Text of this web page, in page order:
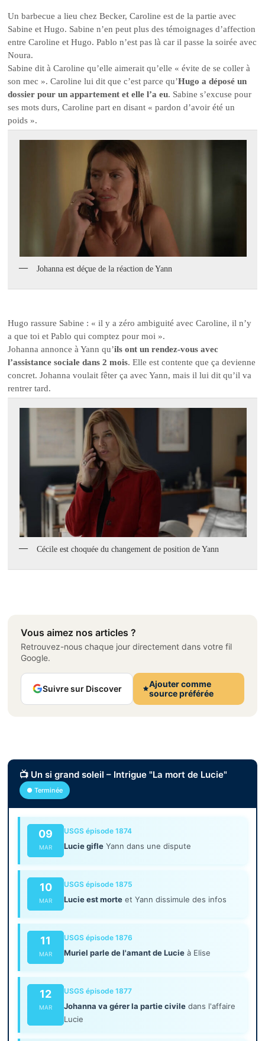
Un barbecue a lieu chez Becker, Caroline est de la partie avec
Sabine et Hugo. Sabine n’en peut plus des témoignages d’affection
entre Caroline et Hugo. Pablo n’est pas là car il passe la soirée avec
Noura.
Sabine dit à Caroline qu’elle aimerait qu’elle « évite de se coller à
son mec ». Caroline lui dit que c’est parce qu’Hugo a déposé un
dossier pour un appartement et elle l’a eu. Sabine s’excuse pour
ses mots durs, Caroline part en disant « pardon d’avoir été un
poids ».
Johanna est déçue de la réaction de Yann
Hugo rassure Sabine : « il y a zéro ambiguité avec Caroline, il n’y
a que toi et Pablo qui comptez pour moi ».
Johanna annonce à Yann qu’ils ont un rendez-vous avec
l’assistance sociale dans 2 mois. Elle est contente que ça devienne
concret. Johanna voulait fêter ça avec Yann, mais il lui dit qu’il va
rentrer tard.
Cécile est choquée du changement de position de Yann
Vous aimez nos articles ?
Retrouvez-nous chaque jour directement dans votre fil
Google.
Suivre sur Discover
Ajouter comme
source préférée
📺 Un si grand soleil – Intrigue "La mort de Lucie"
● Terminée
09
MAR
USGS épisode 1874
Lucie gifle Yann dans une dispute
10
MAR
USGS épisode 1875
Lucie est morte et Yann dissimule des infos
11
MAR
USGS épisode 1876
Muriel parle de l'amant de Lucie à Elise
12
MAR
USGS épisode 1877
Johanna va gérer la partie civile dans l'affaire
Lucie